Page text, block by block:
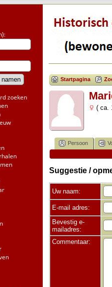
zoeken
Startpagina
( ca.
Persoon
Suggestie /
Uw naam:
E-mail adres:
Bevestig e-
mailadres:
Commentaar: